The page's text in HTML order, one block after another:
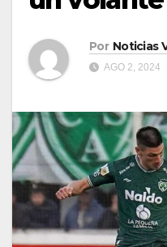
Por Noticias
AGO 2, 2024